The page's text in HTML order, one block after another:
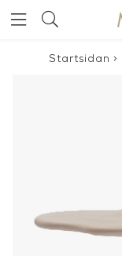
Startsidan >